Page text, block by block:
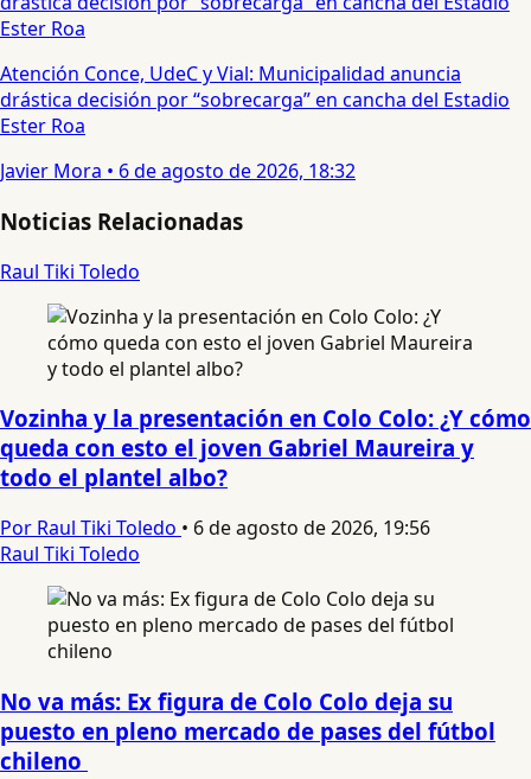
Atención Conce, UdeC y Vial: Municipalidad anuncia
drástica decisión por “sobrecarga” en cancha del Estadio
Ester Roa
Javier Mora • 6 de agosto de 2026, 18:32
Noticias Relacionadas
Raul Tiki Toledo
Vozinha y la presentación en Colo Colo: ¿Y cómo
queda con esto el joven Gabriel Maureira y
todo el plantel albo?
Por Raul Tiki Toledo • 6 de agosto de 2026, 19:56
Raul Tiki Toledo
No va más: Ex figura de Colo Colo deja su
puesto en pleno mercado de pases del fútbol
chileno